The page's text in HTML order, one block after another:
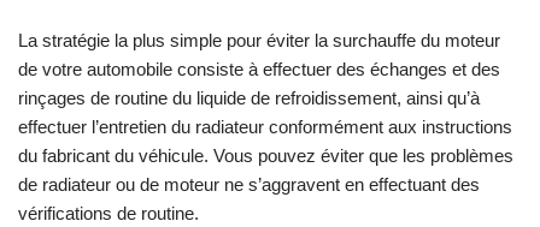
La stratégie la plus simple pour éviter la surchauffe du moteur
de votre automobile consiste à effectuer des échanges et des
rinçages de routine du liquide de refroidissement, ainsi qu’à
effectuer l’entretien du radiateur conformément aux instructions
du fabricant du véhicule. Vous pouvez éviter que les problèmes
de radiateur ou de moteur ne s’aggravent en effectuant des
vérifications de routine.